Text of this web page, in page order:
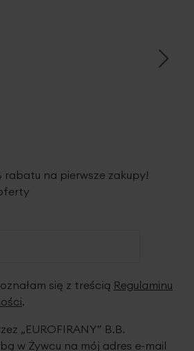
na pierwsze zakupy!
się z treścią Regulaminu
.
„EUROFIRANY” B.B.
w Żywcu na mój adres e-mail